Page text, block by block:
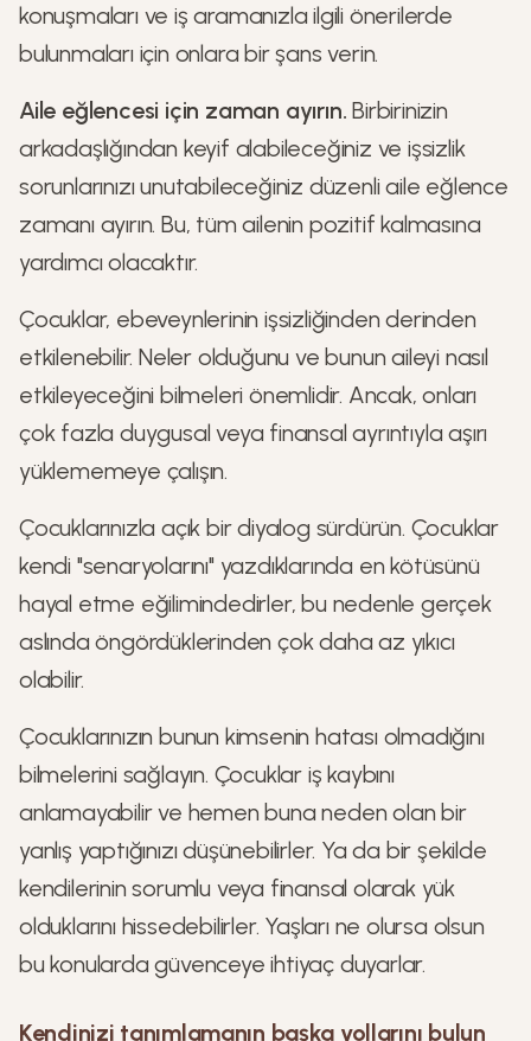
konuşmaları ve iş aramanızla ilgili önerilerde
bulunmaları için onlara bir şans verin.
Aile eğlencesi için zaman ayırın.Birbirinizin
arkadaşlığından keyif alabileceğiniz ve işsizlik
sorunlarınızı unutabileceğiniz düzenli aile eğlence
zamanı ayırın. Bu, tüm ailenin pozitif kalmasına
yardımcı olacaktır.
Çocuklar, ebeveynlerinin işsizliğinden derinden
etkilenebilir. Neler olduğunu ve bunun aileyi nasıl
etkileyeceğini bilmeleri önemlidir. Ancak, onları
çok fazla duygusal veya finansal ayrıntıyla aşırı
yüklememeye çalışın.
Çocuklarınızla açık bir diyalog sürdürün. Çocuklar
kendi "senaryolarını" yazdıklarında en kötüsünü
hayal etme eğilimindedirler, bu nedenle gerçek
aslında öngördüklerinden çok daha az yıkıcı
olabilir.
Çocuklarınızın bunun kimsenin hatası olmadığını
bilmelerini sağlayın. Çocuklar iş kaybını
anlamayabilir ve hemen buna neden olan bir
yanlış yaptığınızı düşünebilirler. Ya da bir şekilde
kendilerinin sorumlu veya finansal olarak yük
olduklarını hissedebilirler. Yaşları ne olursa olsun
bu konularda güvenceye ihtiyaç duyarlar.
Kendinizi tanımlamanın başka yollarını bulun